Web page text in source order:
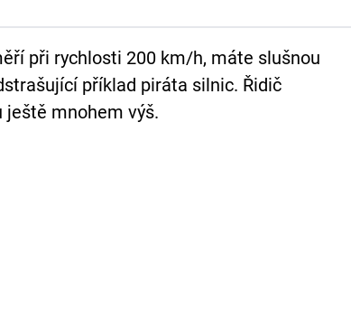
při rychlosti 200 km/h, máte slušnou
příklad piráta silnic. Řidič
ještě mnohem výš.